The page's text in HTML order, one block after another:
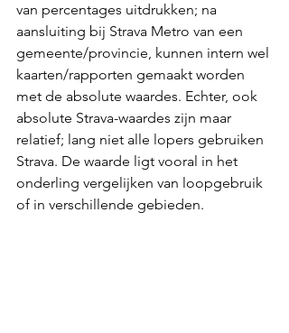
van percentages uitdrukken; na
aansluiting bij Strava Metro van een
gemeente/provincie, kunnen intern wel
kaarten/rapporten gemaakt worden
met de absolute waardes. Echter, ook
absolute Strava-waardes zijn maar
relatief; lang niet alle lopers gebruiken
Strava. De waarde ligt vooral in het
onderling vergelijken van loopgebruik
of in verschillende gebieden.